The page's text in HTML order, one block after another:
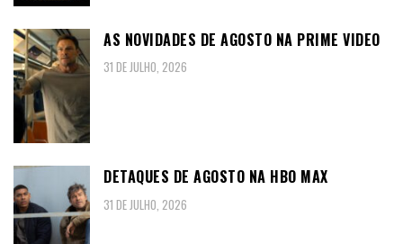
AS NOVIDADES DE AGOSTO NA PRIME VIDEO
31 DE JULHO, 2026
DETAQUES DE AGOSTO NA HBO MAX
31 DE JULHO, 2026